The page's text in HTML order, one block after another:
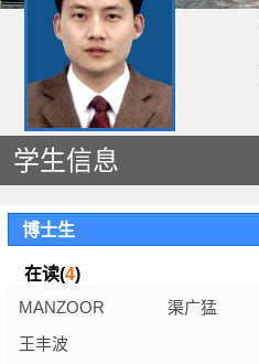
学生信息
博士生
在读(4)
MANZOOR
AHMAD
渠广猛
王丰波